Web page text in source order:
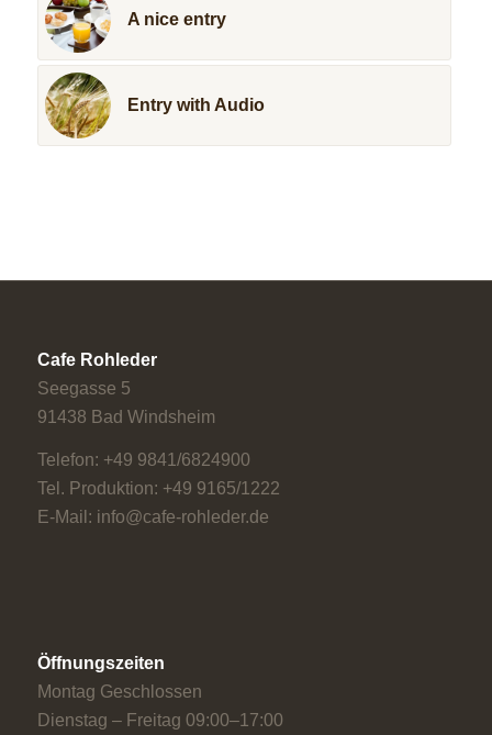
A nice entry
Entry with Audio
Cafe Rohleder
Seegasse 5
91438 Bad Windsheim
Telefon: +49 9841/6824900
Tel. Produktion: +49 9165/1222
E-Mail: info@cafe-rohleder.de
Öffnungszeiten
Montag Geschlossen
Dienstag – Freitag 09:00–17:00